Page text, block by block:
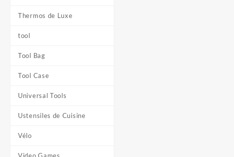
Thermos de Luxe
tool
Tool Bag
Tool Case
Universal Tools
Ustensiles de Cuisine
Vélo